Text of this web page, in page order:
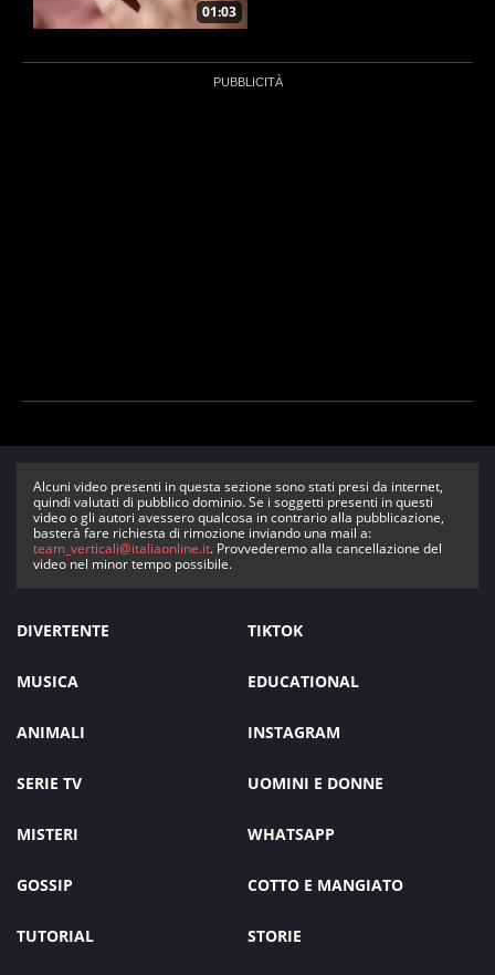
01:03
Alcuni video presenti in questa sezione sono stati presi da internet,
quindi valutati di pubblico dominio. Se i soggetti presenti in questi
video o gli autori avessero qualcosa in contrario alla pubblicazione,
basterà fare richiesta di rimozione inviando una mail a:
team_verticali@italiaonline.it. Provvederemo alla cancellazione del
video nel minor tempo possibile.
DIVERTENTE TIKTOK
MUSICA EDUCATIONAL
ANIMALI INSTAGRAM
SERIE TV UOMINI E DONNE
MISTERI WHATSAPP
GOSSIP COTTO E MANGIATO
TUTORIAL STORIE